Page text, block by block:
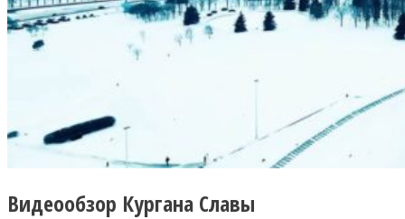
Видеообзор Кургана Славы